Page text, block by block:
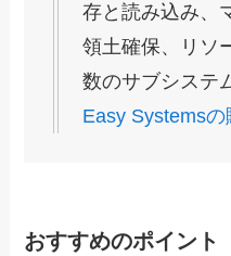
存と読み込み、
領土確保、リソ
数のサブシステ
Easy Systems
おすすめのポイント